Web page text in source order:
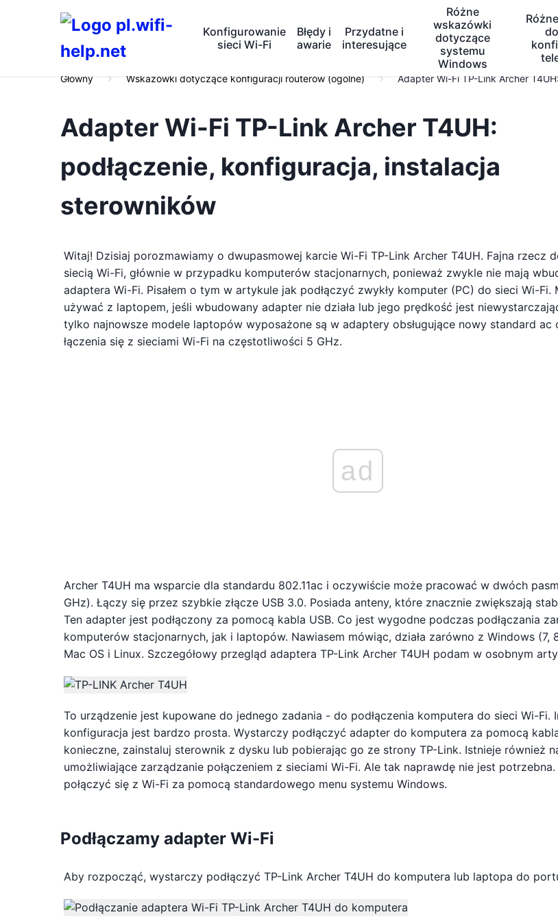
Konfigurowanie
sieci Wi-Fi
Błędy i
awarie
Przydatne i
interesujące
Różne
wskazówki
dotyczące
systemu
Windows
Główny Wskazówki dotyczące konfiguracji routerów (ogólne) Adapter Wi-Fi TP-Link Archer
Adapter Wi-Fi TP-Link Archer T4UH:
podłączenie, konfiguracja, instalacja
sterowników
Witaj! Dzisiaj porozmawiamy o dwupasmowej karcie Wi-Fi TP-Link Archer T4UH. Fajna rzecz
siecią Wi-Fi, głównie w przypadku komputerów stacjonarnych, ponieważ zwykle nie mają
adaptera Wi-Fi. Pisałem o tym w artykule jak podłączyć zwykły komputer (PC) do sieci Wi-Fi.
używać z laptopem, jeśli wbudowany adapter nie działa lub jego prędkość jest
tylko najnowsze modele laptopów wyposażone są w adaptery obsługujące nowy standard ac
łączenia się z sieciami Wi-Fi na częstotliwości 5 GHz.
ad
Archer T4UH ma wsparcie dla standardu 802.11ac i oczywiście może pracować w dwóch
GHz). Łączy się przez szybkie złącze USB 3.0. Posiada anteny, które znacznie zwiększają
Ten adapter jest podłączony za pomocą kabla USB. Co jest wygodne podczas podłączania
komputerów stacjonarnych, jak i laptopów. Nawiasem mówiąc, działa zarówno z Windows (7,
Mac OS i Linux. Szczegółowy przegląd adaptera TP-Link Archer T4UH podam w osobnym
To urządzenie jest kupowane do jednego zadania - do podłączenia komputera do sieci Wi-Fi.
konfiguracja jest bardzo prosta. Wystarczy podłączyć adapter do komputera za pomocą
konieczne, zainstaluj sterownik z dysku lub pobierając go ze strony TP-Link. Istnieje również
umożliwiające zarządzanie połączeniem z sieciami Wi-Fi. Ale tak naprawdę nie jest
połączyć się z Wi-Fi za pomocą standardowego menu systemu Windows.
Podłączamy adapter Wi-Fi
Aby rozpocząć, wystarczy podłączyć TP-Link Archer T4UH do komputera lub laptopa do